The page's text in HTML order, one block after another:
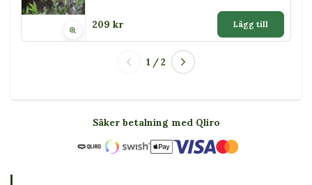
209 kr Lägg till
1 / 2
Säker betalning med Qliro